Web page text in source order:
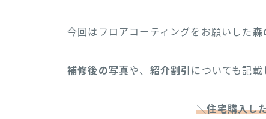
今回はフロアコーティングをお願いした森
補修後の写真や、 紹介割引 についても記載
＼住宅購入し